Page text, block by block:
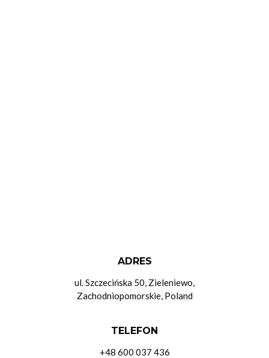
ADRES
ul. Szczecińska 50, Zieleniewo,
Zachodniopomorskie, Poland
TELEFON
+48 600 037 436